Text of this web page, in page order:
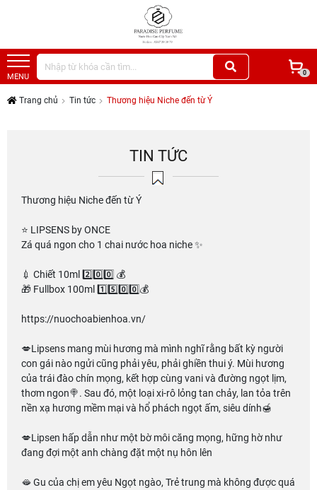
MENU 0
Trang chủ Tin tức Thương hiệu Niche đến từ Ý
TIN TỨC
Thương hiệu Niche đến từ Ý
⭐️ LIPSENS by ONCE
Zá quá ngon cho 1 chai nước hoa niche ✨
💉 Chiết 10ml 2️⃣0️⃣0️⃣ 💰
🎁 Fullbox 100ml 1️⃣5️⃣0️⃣0️⃣💰
https://nuochoabienhoa.vn/
💋Lipsens mang mùi hương mà mình nghĩ rằng bất kỳ người
con gái nào ngửi cũng phải yêu, phải ghiền thui ý. Mùi hương
của trái đào chín mọng, kết hợp cùng vani và đường ngọt lịm,
thơm ngon🍭. Sau đó, một loại xi-rô lỏng tan chảy, lan tỏa trên
nền xạ hương mềm mại và hổ phách ngọt ấm, siêu dính🍯
💋Lipsen hấp dẫn như một bờ môi căng mọng, hững hờ như
đang đợi một anh chàng đặt một nụ hôn lên
🫦 Gu của chị em yêu Ngọt ngào, Trẻ trung mà không được quá